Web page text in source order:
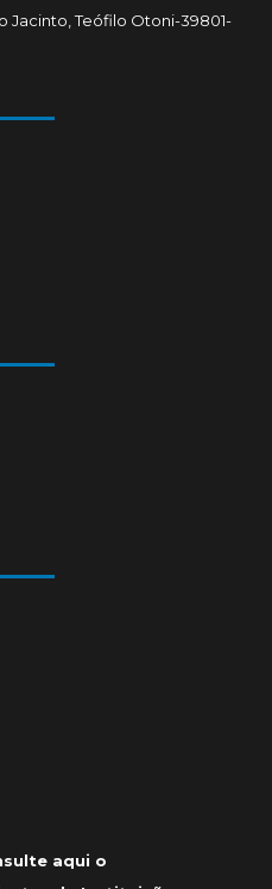
Jacinto, Teófilo Otoni-39801-
aqui o